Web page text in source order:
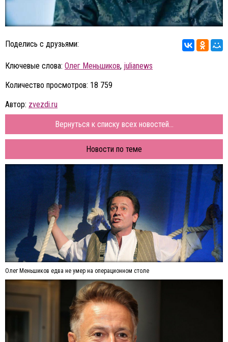
Поделись с друзьями:
Ключевые слова: Олег Меньшиков, julianews
Количество просмотров: 18 759
Автор: zvezdi.ru
Вернуться к списку всех новостей...
Новости по теме
Олег Меньшиков едва не умер на операционном столе